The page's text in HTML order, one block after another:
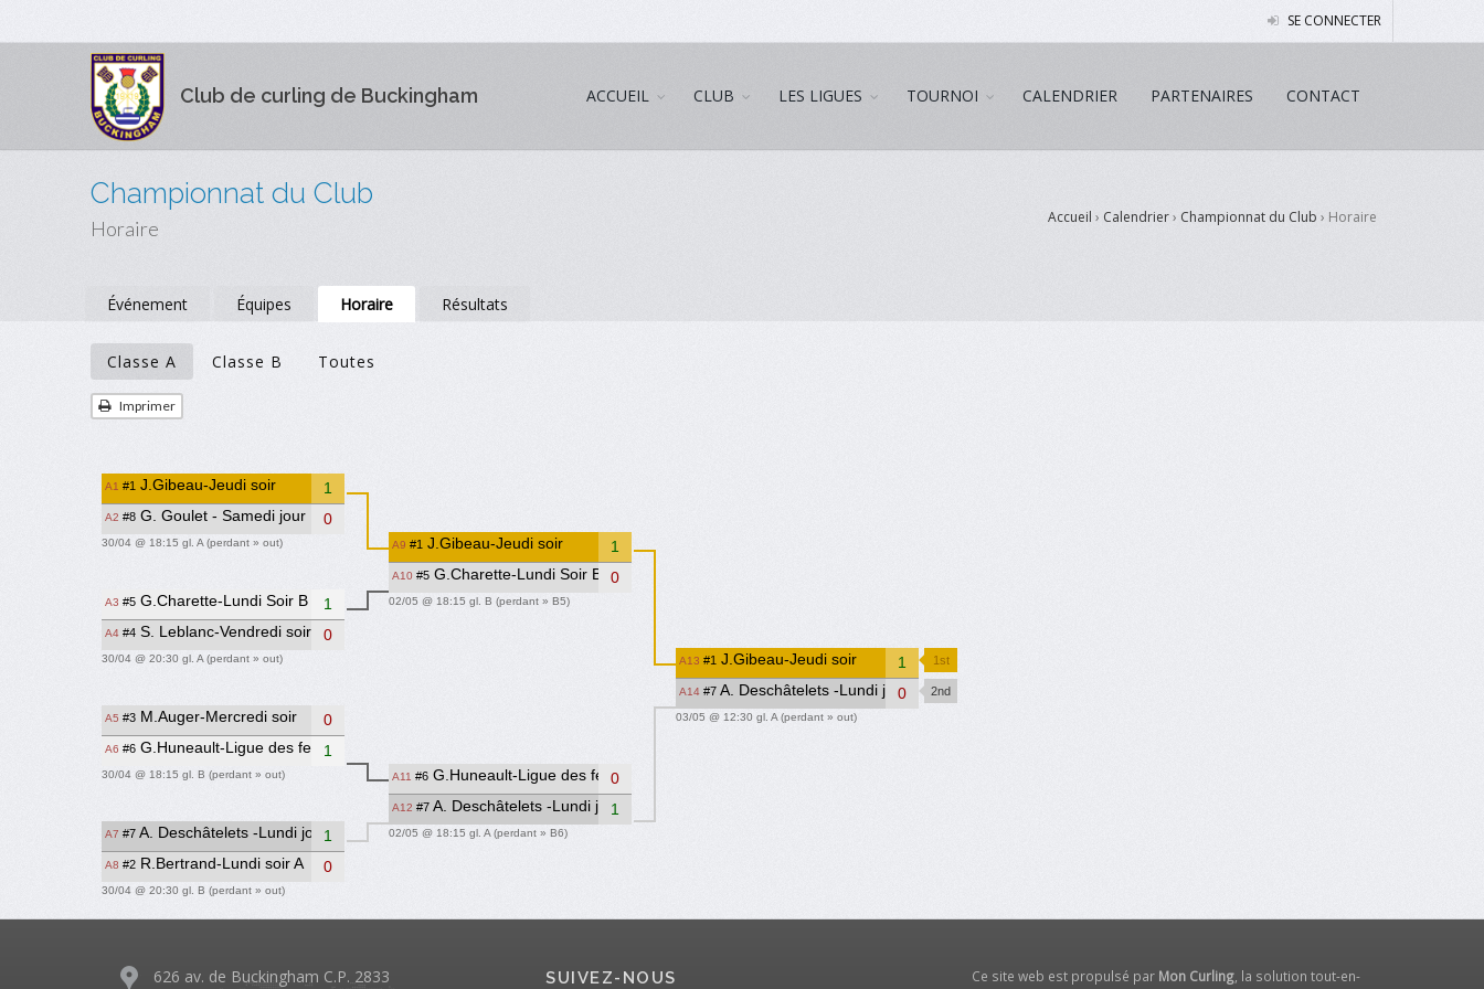
SE CONNECTER
Club de curling de Buckingham ACCUEIL CLUB LES LIGUES TOURNOI CALENDRIER PARTENAIRES CONTACT
Championnat du Club
Horaire Accueil › Calendrier› Championnat du Club › Horaire
Événement Équipes Horaire Résultats
Classe A Classe B Toutes
Imprimer
A1#1 J.Gibeau-Jeudi soir 1
A2#8 G. Goulet - Samedi jour 0
30/04 @ 18:15 gl. A (perdant » out)
A3#5 G.Charette-Lundi Soir B 1
A4#4 S. Leblanc-Vendredi soir 0
30/04 @ 20:30 gl. A (perdant » out)
A5#3 M.Auger-Mercredi soir 0
A6#6 G.Huneault-Ligue des femmes
1
30/04 @ 18:15 gl. B (perdant » out)
A7#7 A. Deschâtelets -Lundi jour1
A8#2 R.Bertrand-Lundi soir A 0
30/04 @ 20:30 gl. B (perdant » out)
A9#1 J.Gibeau-Jeudi soir 1
A10#5 G.Charette-Lundi Soir B 0
02/05 @ 18:15 gl. B (perdant » B5)
A11#6 G.Huneault-Ligue des femmes
0
A12#7 A. Deschâtelets -Lundi jour1
02/05 @ 18:15 gl. A (perdant » B6)
A13#1 J.Gibeau-Jeudi soir 1 1st
A14#7 A. Deschâtelets -Lundi jour
0 2nd
03/05 @ 12:30 gl. A (perdant » out)
626 av. de Buckingham C.P. 2833
SUIVEZ-NOUS Ce site web est propulsé par Mon Curling, la solution tout-en-